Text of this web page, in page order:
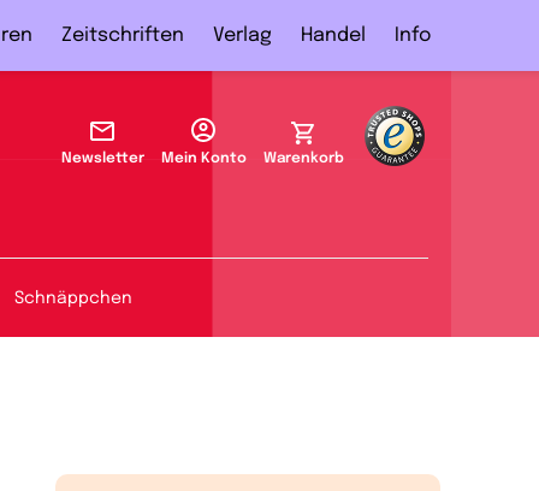
Zeitschriften Verlag Handel Info
Newsletter Mein Konto Warenkorb
Schnäppchen